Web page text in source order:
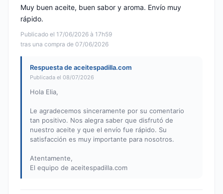
Publicado el 17/06/2026 à 17h59
tras una compra de 07/06/2026
Muy buen aceite, buen sabor y aroma. Envío muy
rápido.
Respuesta de aceitespadilla.com
Publicada el 08/07/2026
Hola Elia,
Le agradecemos sinceramente por su comentario
tan positivo. Nos alegra saber que disfrutó de
nuestro aceite y que el envío fue rápido. Su
satisfacción es muy importante para nosotros.
Atentamente,
El equipo de aceitespadilla.com